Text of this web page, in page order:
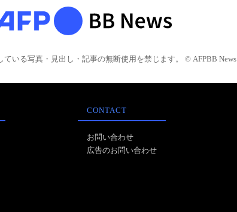
ている写真・見出し・記事の無断使用を禁じます。 © AFPBB News
CONTACT
お問い合わせ
広告のお問い合わせ